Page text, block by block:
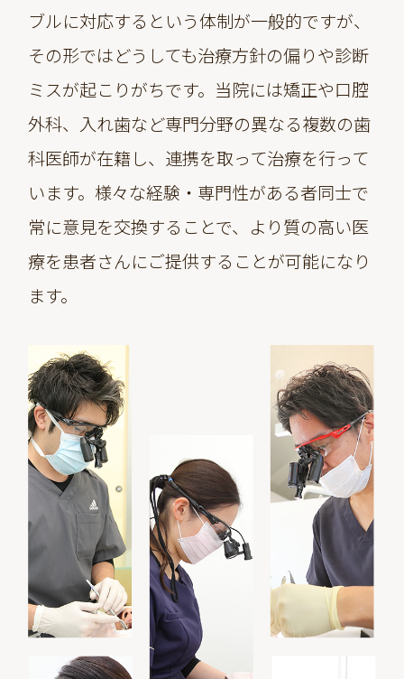
ブルに対応するという体制が一般的ですが、
その形ではどうしても治療方針の偏りや診断
ミスが起こりがちです。当院には矯正や口腔
外科、入れ歯など専門分野の異なる複数の歯
科医師が在籍し、連携を取って治療を行って
います。様々な経験・専門性がある者同士で
常に意見を交換することで、より質の高い医
療を患者さんにご提供することが可能になり
ます。